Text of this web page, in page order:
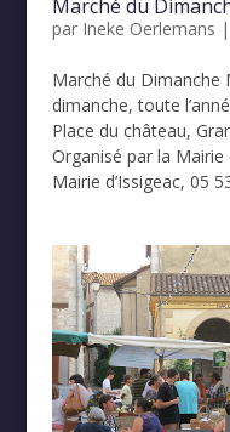
Marché du
par Ineke Oerlemans |
Marché du Dimanche
dimanche, toute
Place du château,
Organisé par la Mairie
Mairie d’Issigeac, 05